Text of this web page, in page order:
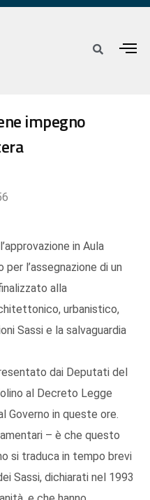
impegno
in Aula
per l’assegnazione di un
alla
urbanistico,
Sassi e la salvaguardia
dai Deputati del
al Decreto Legge
Governo in queste ore.
– è che questo
si traduca in tempo brevi
Sassi, dichiarati nel 1993